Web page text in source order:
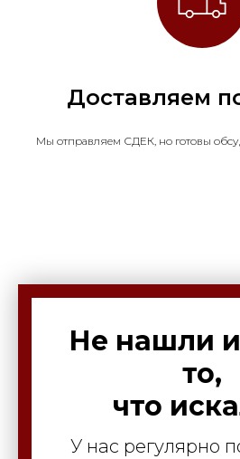
Доставляем
Мы отправляем СДЕК, но готовы
Не нашли
то,
что
У нас регулярно